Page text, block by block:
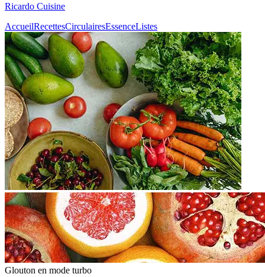
Ricardo Cuisine
AccueilRecettesCirculairesEssenceListes
Glouton en mode turbo